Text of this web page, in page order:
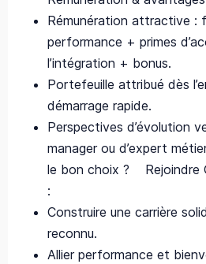
Rémunération attractive :
performance + primes
l’intégration + bonus.
Portefeuille attribué dès
démarrage rapide.
Perspectives d’évolution
manager ou d’expert
le bon choix ? Rejoindre
:
Construire une carrière
reconnu.
Allier performance et